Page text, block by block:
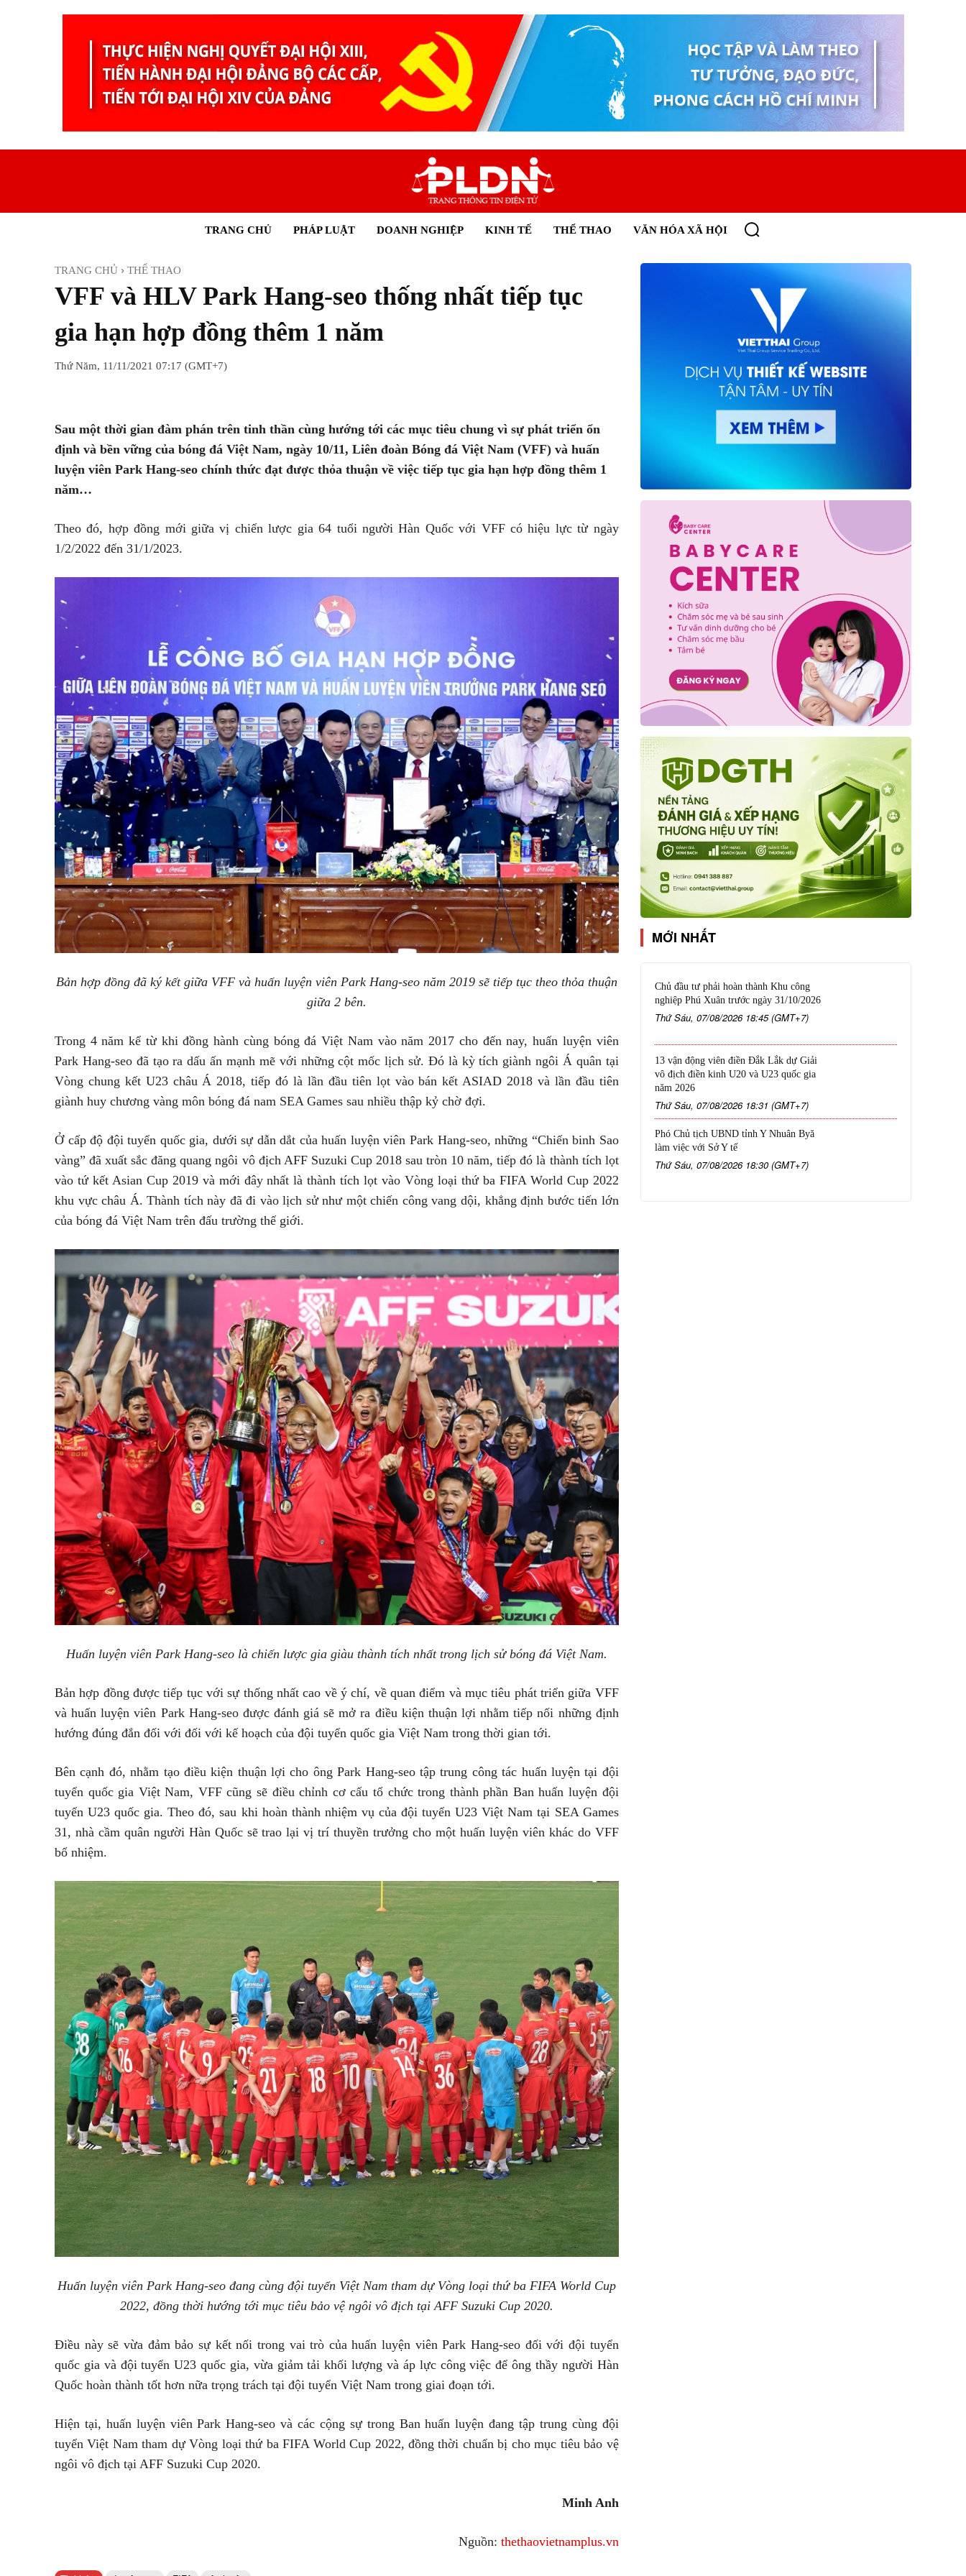
TRANG CHỦ PHÁP LUẬT DOANH NGHIỆP KINH TẾ THỂ THAO VĂN HÓA XÃ HỘI
TRANG CHỦ THỂ THAO
VFF và HLV Park Hang-seo thống nhất tiếp tục
gia hạn hợp đồng thêm 1 năm
Thứ Năm, 11/11/2021 07:17 (GMT+7)
Sau một thời gian đàm phán trên tinh thần cùng hướng tới các mục tiêu chung vì sự phát triển ổn
định và bền vững của bóng đá Việt Nam, ngày 10/11, Liên đoàn Bóng đá Việt Nam (VFF) và huấn
luyện viên Park Hang-seo chính thức đạt được thỏa thuận về việc tiếp tục gia hạn hợp đồng thêm 1
năm…
Theo đó, hợp đồng mới giữa vị chiến lược gia 64 tuổi người Hàn Quốc với VFF có hiệu lực từ ngày
1/2/2022 đến 31/1/2023.
Bản hợp đồng đã ký kết giữa VFF và huấn luyện viên Park Hang-seo năm 2019 sẽ tiếp tục theo thỏa thuận
giữa 2 bên.
Trong 4 năm kể từ khi đồng hành cùng bóng đá Việt Nam vào năm 2017 cho đến nay, huấn luyện viên
Park Hang-seo đã tạo ra dấu ấn mạnh mẽ với những cột mốc lịch sử. Đó là kỳ tích giành ngôi Á quân tại
Vòng chung kết U23 châu Á 2018, tiếp đó là lần đầu tiên lọt vào bán kết ASIAD 2018 và lần đầu tiên
giành huy chương vàng môn bóng đá nam SEA Games sau nhiều thập kỷ chờ đợi.
Ở cấp độ đội tuyển quốc gia, dưới sự dẫn dắt của huấn luyện viên Park Hang-seo, những “Chiến binh Sao
vàng” đã xuất sắc đăng quang ngôi vô địch AFF Suzuki Cup 2018 sau tròn 10 năm, tiếp đó là thành tích lọt
vào tứ kết Asian Cup 2019 và mới đây nhất là thành tích lọt vào Vòng loại thứ ba FIFA World Cup 2022
khu vực châu Á. Thành tích này đã đi vào lịch sử như một chiến công vang dội, khẳng định bước tiến lớn
của bóng đá Việt Nam trên đấu trường thế giới.
Huấn luyện viên Park Hang-seo là chiến lược gia giàu thành tích nhất trong lịch sử bóng đá Việt Nam.
Bản hợp đồng được tiếp tục với sự thống nhất cao về ý chí, về quan điểm và mục tiêu phát triển giữa VFF
và huấn luyện viên Park Hang-seo được đánh giá sẽ mở ra điều kiện thuận lợi nhằm tiếp nối những định
hướng đúng đắn đối với đối với kế hoạch của đội tuyển quốc gia Việt Nam trong thời gian tới.
Bên cạnh đó, nhằm tạo điều kiện thuận lợi cho ông Park Hang-seo tập trung công tác huấn luyện tại đội
tuyển quốc gia Việt Nam, VFF cũng sẽ điều chỉnh cơ cấu tổ chức trong thành phần Ban huấn luyện đội
tuyển U23 quốc gia. Theo đó, sau khi hoàn thành nhiệm vụ của đội tuyển U23 Việt Nam tại SEA Games
31, nhà cầm quân người Hàn Quốc sẽ trao lại vị trí thuyền trưởng cho một huấn luyện viên khác do VFF
bổ nhiệm.
Huấn luyện viên Park Hang-seo đang cùng đội tuyển Việt Nam tham dự Vòng loại thứ ba FIFA World Cup
2022, đồng thời hướng tới mục tiêu bảo vệ ngôi vô địch tại AFF Suzuki Cup 2020.
Điều này sẽ vừa đảm bảo sự kết nối trong vai trò của huấn luyện viên Park Hang-seo đối với đội tuyển
quốc gia và đội tuyển U23 quốc gia, vừa giảm tải khối lượng và áp lực công việc để ông thầy người Hàn
Quốc hoàn thành tốt hơn nữa trọng trách tại đội tuyển Việt Nam trong giai đoạn tới.
Hiện tại, huấn luyện viên Park Hang-seo và các cộng sự trong Ban huấn luyện đang tập trung cùng đội
tuyển Việt Nam tham dự Vòng loại thứ ba FIFA World Cup 2022, đồng thời chuẩn bị cho mục tiêu bảo vệ
ngôi vô địch tại AFF Suzuki Cup 2020.
Minh Anh
Nguồn: thethaovietnamplus.vn
MỚI NHẤT
Chủ đầu tư phải hoàn thành Khu công
nghiệp Phú Xuân trước ngày 31/10/2026
Thứ Sáu, 07/08/2026 18:45 (GMT+7)
13 vận động viên điền Đắk Lắk dự Giải
vô địch điền kinh U20 và U23 quốc gia
năm 2026
Thứ Sáu, 07/08/2026 18:31 (GMT+7)
Phó Chủ tịch UBND tỉnh Y Nhuân Byă
làm việc với Sở Y tế
Thứ Sáu, 07/08/2026 18:30 (GMT+7)